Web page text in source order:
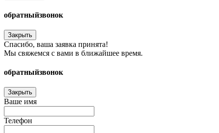
обратныйзвонок
Закрыть
Спасибо, ваша заявка принята!
Мы свяжемся с вами в ближайшее время.
обратныйзвонок
Закрыть
Ваше имя
Телефон